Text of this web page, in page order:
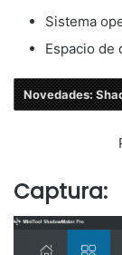
Sistema
Espacio de
Novedades:
Captura: